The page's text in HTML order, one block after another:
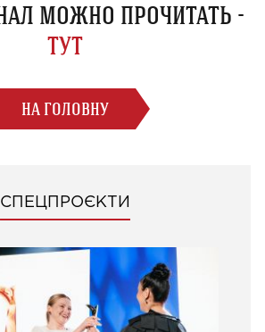
МОЖНО ПРОЧИТАТЬ -
ТУТ
НА ГОЛОВНУ
СПЕЦПРОЄКТИ